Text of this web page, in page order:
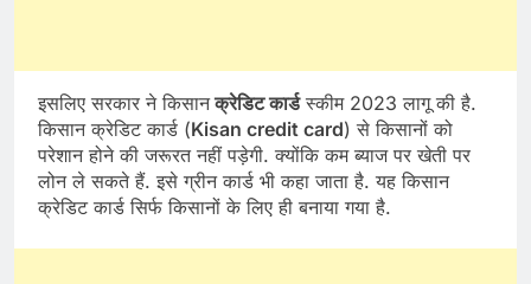
इसलिए सरकार ने किसानक्रेडिट कार्डस्कीम 2023 लागू की है.
किसान क्रेडिट कार्ड (Kisan credit card) से किसानों को
परेशान होने की जरूरत नहीं पड़ेगी. क्योंकि कम ब्याज पर खेती पर
लोन ले सकते हैं. इसे ग्रीन कार्ड भी कहा जाता है. यह किसान
क्रेडिट कार्ड सिर्फ किसानों के लिए ही बनाया गया है.